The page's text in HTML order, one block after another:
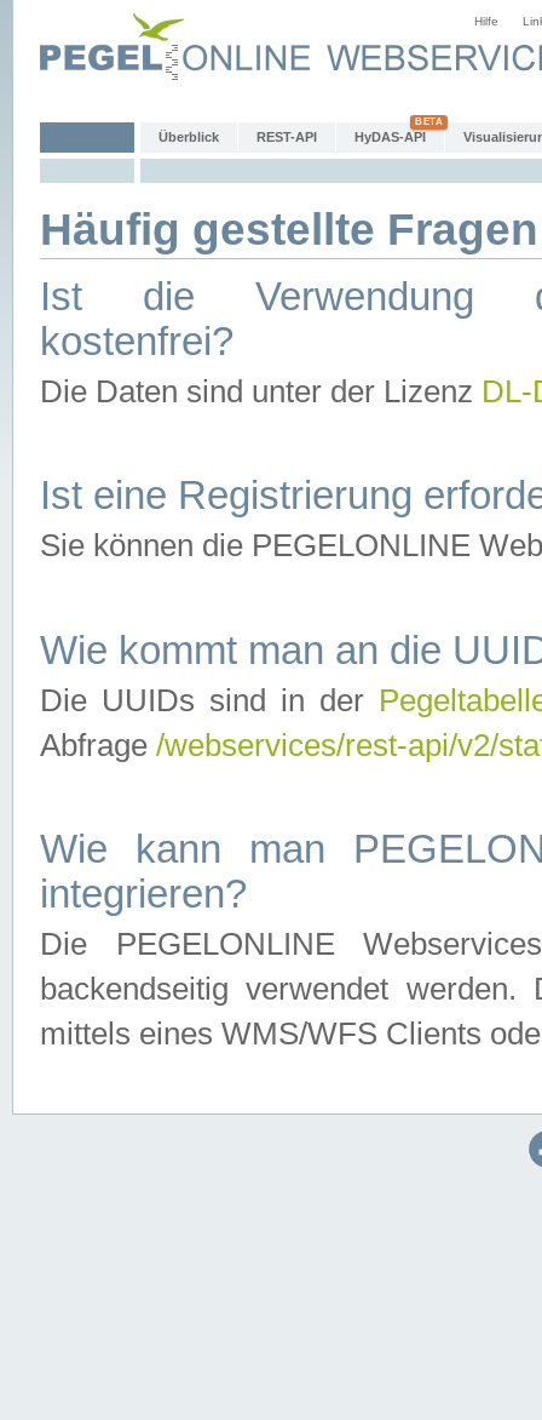
Hilfe
Überblick REST-API HyDAS-API
Häufig gestellte
Ist die Verwendung
kostenfrei?
Die Daten sind unter der Lizenz
Ist eine Registrierung
Sie können die PEGELONLINE
Wie kommt man an die
Die UUIDs sind in der
Abfrage /webservices/rest-api/v2/
Wie kann man
integrieren?
Die PEGELONLINE
backendseitig verwendet
mittels eines WMS/WFS Clients